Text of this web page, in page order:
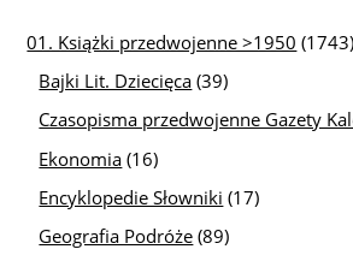
01. Książki przedwojenne >1950 (1743)
Bajki Lit. Dziecięca (39)
Czasopisma przedwojenne Gazety
Ekonomia (16)
Encyklopedie Słowniki (17)
Geografia Podróże (89)